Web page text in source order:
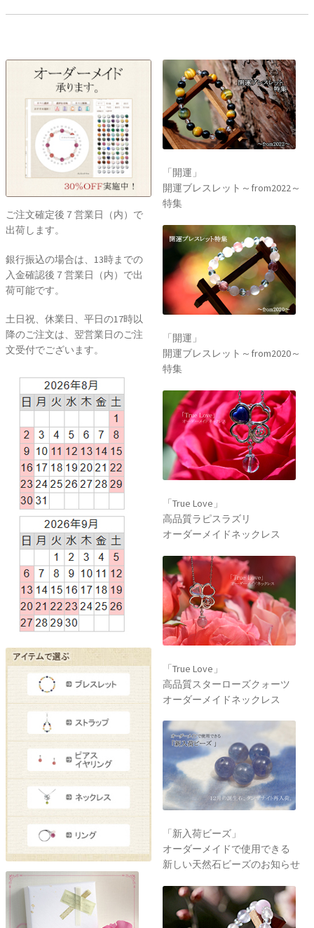
ご注文確定後７営業日（内）で
出荷します。
銀行振込の場合は、13時までの
入金確認後７営業日（内）で出
荷可能です。
土日祝、休業日、平日の17時以
降のご注文は、翌営業日のご注
文受付でございます。
「開運」
開運ブレスレット～from2022～
特集
「開運」
開運ブレスレット～from2020～
特集
「True Love」
高品質ラピスラズリ
オーダーメイドネックレス
「True Love」
高品質スターローズクォーツ
オーダーメイドネックレス
「新入荷ビーズ」
オーダーメイドで使用できる
新しい天然石ビーズのお知らせ